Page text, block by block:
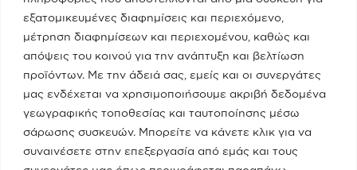
εξατομικευμένες διαφημίσεις και περιεχόμενο,
μέτρηση διαφημίσεων και περιεχομένου, καθώς και
απόψεις του κοινού για την ανάπτυξη και βελτίωση
προϊόντων. Με την άδειά σας, εμείς και οι συνεργάτες
μας ενδέχεται να χρησιμοποιήσουμε ακριβή δεδομένα
γεωγραφικής τοποθεσίας και ταυτοποίησης μέσω
σάρωσης συσκευών. Μπορείτε να κάνετε κλικ για να
συναινέσετε στην επεξεργασία από εμάς και τους
05/05/2023
Κατηγορίες
Ποια Είμαι